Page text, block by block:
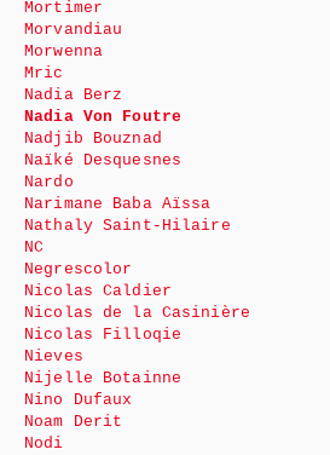
Mortimer
Morvandiau
Morwenna
Mric
Nadia Berz
Nadia Von Foutre
Nadjib Bouznad
Naïké Desquesnes
Nardo
Narimane Baba Aïssa
Nathaly Saint-Hilaire
NC
Negrescolor
Nicolas Caldier
Nicolas de la Casinière
Nicolas Filloqie
Nieves
Nijelle Botainne
Nino Dufaux
Noam Derit
Nodi